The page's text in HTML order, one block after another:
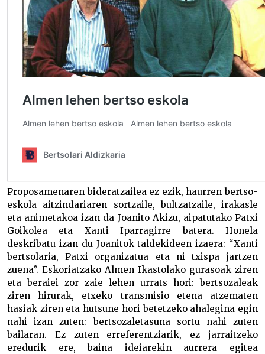
Proposamenaren bideratzailea ez ezik, haurren bertso-
eskola aitzindariaren sortzaile, bultzatzaile, irakasle
eta animetakoa izan da Joanito Akizu, aipatutako Patxi
Goikolea eta Xanti Iparragirre batera. Honela
deskribatu izan du Joanitok taldekideen izaera: “Xanti
bertsolaria, Patxi organizatua eta ni txispa jartzen
zuena”. Eskoriatzako Almen Ikastolako gurasoak ziren
eta beraiei zor zaie lehen urrats hori: bertsozaleak
ziren hirurak, etxeko transmisio etena atzematen
hasiak ziren eta hutsune hori betetzeko ahalegina egin
nahi izan zuten: bertsozaletasuna sortu nahi zuten
bailaran. Ez zuten erreferentziarik, ez jarraitzeko
eredurik ere, baina ideiarekin aurrera egitea